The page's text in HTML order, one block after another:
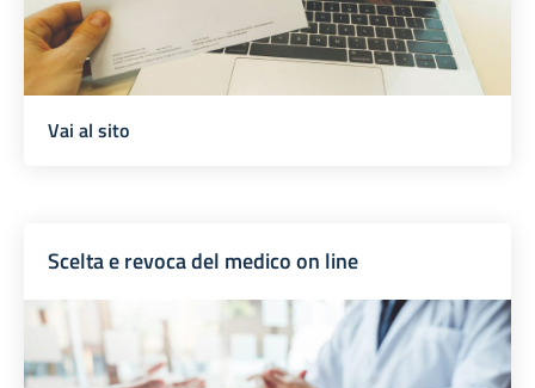
Vai al sito
Scelta e revoca del medico on line